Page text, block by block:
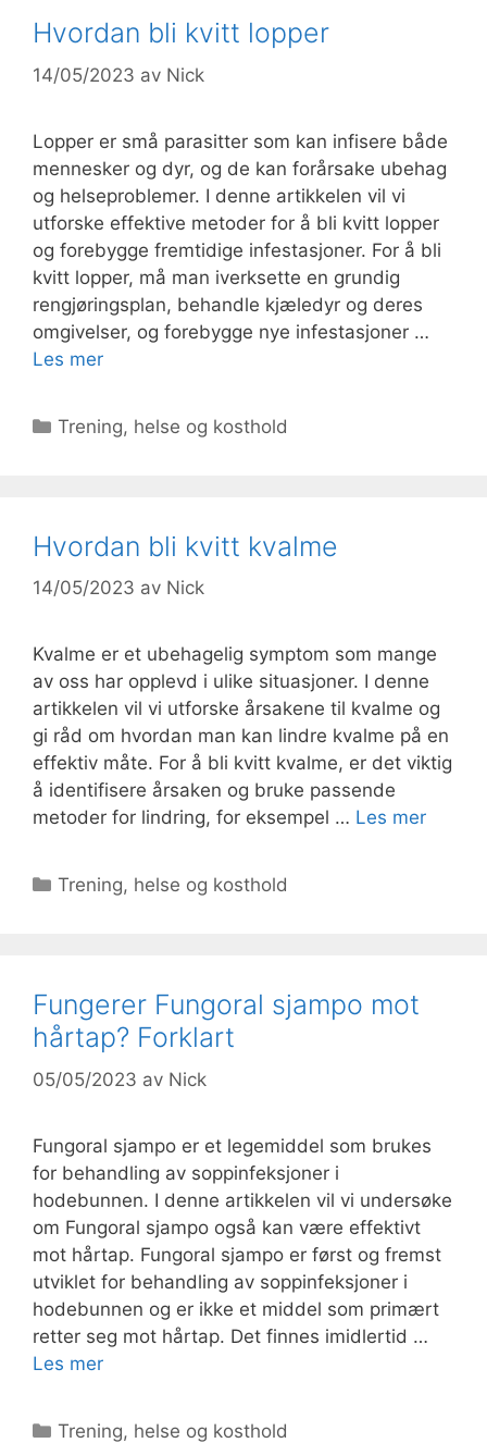
Hvordan bli kvitt lopper
14/05/2023 av Nick
Lopper er små parasitter som kan infisere både
mennesker og dyr, og de kan forårsake ubehag
og helseproblemer. I denne artikkelen vil vi
utforske effektive metoder for å bli kvitt lopper
og forebygge fremtidige infestasjoner. For å bli
kvitt lopper, må man iverksette en grundig
rengjøringsplan, behandle kjæledyr og deres
omgivelser, og forebygge nye infestasjoner …
Les mer
Kategorier
Trening, helse og kosthold
Hvordan bli kvitt kvalme
14/05/2023 av Nick
Kvalme er et ubehagelig symptom som mange
av oss har opplevd i ulike situasjoner. I denne
artikkelen vil vi utforske årsakene til kvalme og
gi råd om hvordan man kan lindre kvalme på en
effektiv måte. For å bli kvitt kvalme, er det viktig
å identifisere årsaken og bruke passende
metoder for lindring, for eksempel … Les mer
Kategorier
Trening, helse og kosthold
Fungerer Fungoral sjampo mot
hårtap? Forklart
05/05/2023 av Nick
Fungoral sjampo er et legemiddel som brukes
for behandling av soppinfeksjoner i
hodebunnen. I denne artikkelen vil vi undersøke
om Fungoral sjampo også kan være effektivt
mot hårtap. Fungoral sjampo er først og fremst
utviklet for behandling av soppinfeksjoner i
hodebunnen og er ikke et middel som primært
retter seg mot hårtap. Det finnes imidlertid …
Les mer
Kategorier
Trening, helse og kosthold